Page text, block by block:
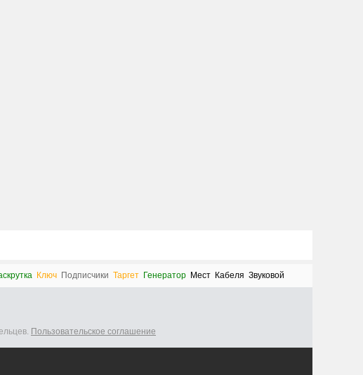
Ключ Подписчики Таргет Генератор Мест Кабеля Звуковой
Пользовательское соглашение